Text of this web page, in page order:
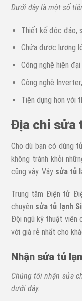
Dưới đây là một số
Thiết kế độc đáo,
Chứa được lượng
Công nghệ hiện
Công nghệ
Tiện dụng hơn với
Địa chỉ sửa
Cho dù bạn có dùng
không tránh khỏi
cũng vậy. Vậysửa tủ
Trung tâm Điện tử
chuyên sửa tủ lạnh
Đội ngũ kỹ thuật viên
với giá rẻ nhất cho
Nhận sửa tủ
Chúng tôi nhận sửa
dưới đây.